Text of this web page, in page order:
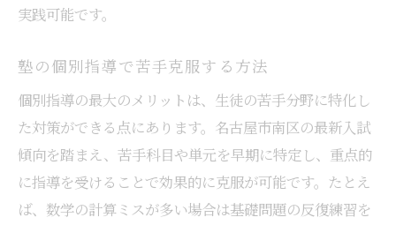
実践可能です。
塾の個別指導で苦手克服する方法
個別指導の最大のメリットは、生徒の苦手分野に特化し
た対策ができる点にあります。名古屋市南区の最新入試
傾向を踏まえ、苦手科目や単元を早期に特定し、重点的
に指導を受けることで効果的に克服が可能です。たとえ
ば、数学の計算ミスが多い場合は基礎問題の反復練習を